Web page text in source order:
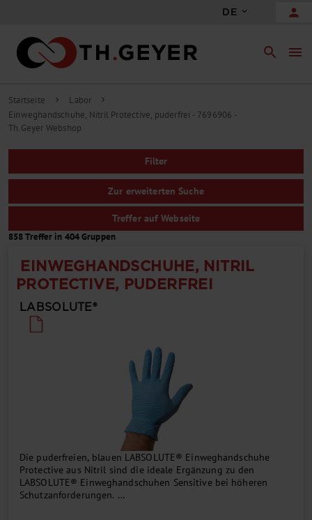
DE person
search menu
Startseite chevron_right Labor chevron_right
Einweghandschuhe, Nitril Protective, puderfrei - 7696906 -
Th.Geyer Webshop
Filter
Zur erweiterten Suche
Treffer auf Webseite
858 Treffer in 404 Gruppen
EINWEGHANDSCHUHE, NITRIL
PROTECTIVE, PUDERFREI
LABSOLUTE®
Die puderfreien, blauen LABSOLUTE® Einweghandschuhe
Protective aus Nitril sind die ideale Ergänzung zu den
LABSOLUTE® Einweghandschuhen Sensitive bei höheren
Schutzanforderungen.